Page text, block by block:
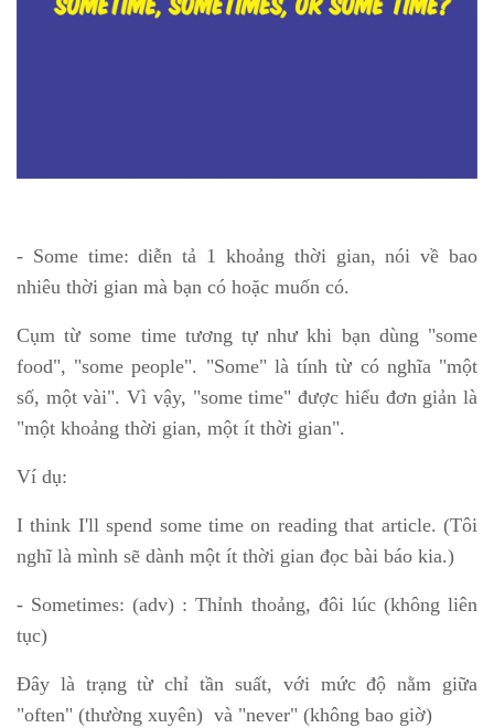
- Some time: diễn tả 1 khoảng thời gian, nói về bao
nhiêu thời gian mà bạn có hoặc muốn có.
Cụm từ some time tương tự như khi bạn dùng "some
food", "some people". "Some" là tính từ có nghĩa "một
số, một vài". Vì vậy, "some time" được hiểu đơn giản là
"một khoảng thời gian, một ít thời gian".
Ví dụ:
I think I'll spend some time on reading that article. (Tôi
nghĩ là mình sẽ dành một ít thời gian đọc bài báo kia.)
- Sometimes: (adv) : Thỉnh thoảng, đôi lúc (không liên
tục)
Đây là trạng từ chỉ tần suất, với mức độ nằm giữa
"often" (thường xuyên) và "never" (không bao giờ)